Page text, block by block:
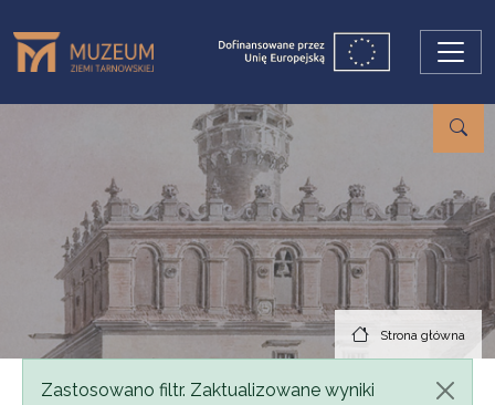
Strona główna
Komunikat
Zastosowano filtr. Zaktualizowane wyniki